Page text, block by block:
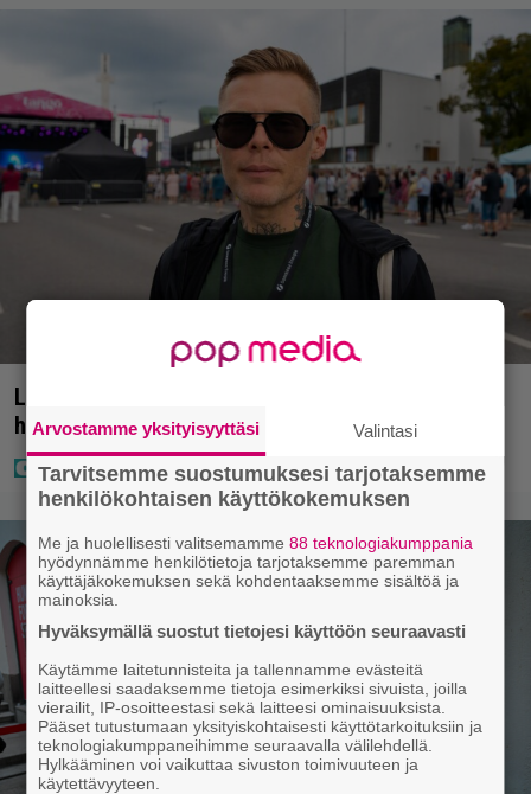
Laulaja Aki Samuli on nyt Aki Kirvesnimi – tässä
hääkuva
Arvostamme yksityisyyttäsi Valintasi
Tarvitsemme suostumuksesi tarjotaksemme
henkilökohtaisen käyttökokemuksen
Me ja huolellisesti valitsemamme88 teknologiakumppania
hyödynnämme henkilötietoja tarjotaksemme paremman
käyttäjäkokemuksen sekä kohdentaaksemme sisältöä ja
mainoksia.
Hyväksymällä suostut tietojesi käyttöön seuraavasti
Käytämme laitetunnisteita ja tallennamme evästeitä
laitteellesi saadaksemme tietoja esimerkiksi sivuista, joilla
vierailit, IP-osoitteestasi sekä laitteesi ominaisuuksista.
Pääset tutustumaan yksityiskohtaisesti käyttötarkoituksiin ja
teknologiakumppaneihimme seuraavalla välilehdellä.
Hylkääminen voi vaikuttaa sivuston toimivuuteen ja
käytettävyyteen.